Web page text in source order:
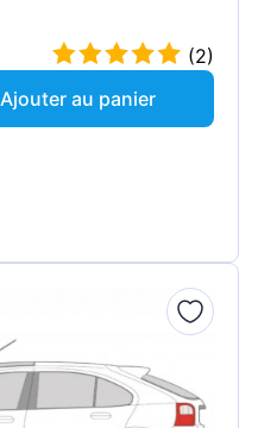
(2)
Ajouter au panier